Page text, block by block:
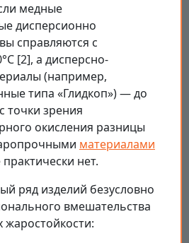
медные
дисперсионно
справляются с
[2], а дисперсно-
(например,
типа «Глидкоп») — до
точки зрения
окисления разницы
материалами
нет.
ряд изделий безусловно
вмешательства